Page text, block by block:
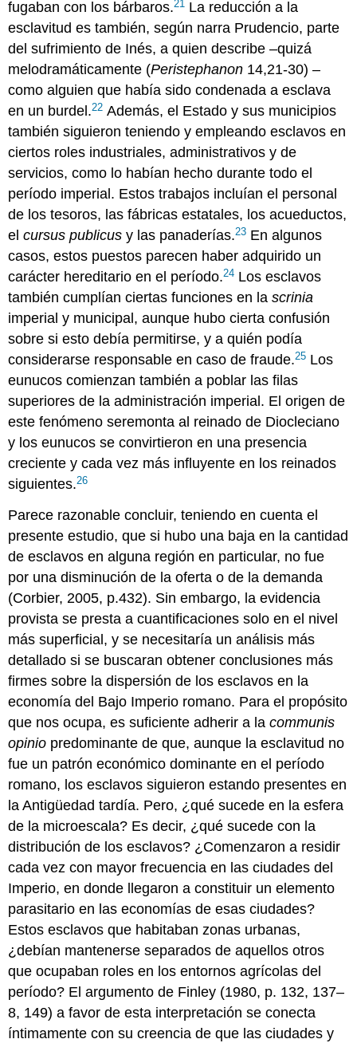
fugaban con los bárbaros.21
La reducción a la
esclavitud es también, según narra Prudencio, parte
del sufrimiento de Inés, a quien describe –quizá
melodramáticamente (Peristephanon 14,21-30) –
como alguien que había sido condenada a esclava
en un burdel.22 Además, el Estado y sus municipios
también siguieron teniendo y empleando esclavos en
ciertos roles industriales, administrativos y de
servicios, como lo habían hecho durante todo el
período imperial. Estos trabajos incluían el personal
de los tesoros, las fábricas estatales, los acueductos,
elcursus publicusy las panaderías.23 En algunos
casos, estos puestos parecen haber adquirido un
carácter hereditario en el período.24 Los esclavos
también cumplían ciertas funciones en lascrinia
imperial y municipal, aunque hubo cierta confusión
sobre si esto debía permitirse, y a quién podía
considerarse responsable en caso de fraude.25 Los
eunucos comienzan también a poblar las filas
superiores de la administración imperial. El origen de
este fenómeno seremonta al reinado de Diocleciano
y los eunucos se convirtieron en una presencia
creciente y cada vez más influyente en los reinados
siguientes.26
Parece razonable concluir, teniendo en cuenta el
presente estudio, que si hubo una baja en la cantidad
de esclavos en alguna región en particular, no fue
por una disminución de la oferta o de la demanda
(Corbier, 2005, p.432). Sin embargo, la evidencia
provista se presta a cuantificaciones solo en el nivel
más superficial, y se necesitaría un análisis más
detallado si se buscaran obtener conclusiones más
firmes sobre la dispersión de los esclavos en la
economía del Bajo Imperio romano. Para el propósito
que nos ocupa, es suficiente adherir a lacommunis
opinio predominante de que, aunque la esclavitud no
fue un patrón económico dominante en el período
romano, los esclavos siguieron estando presentes en
la Antigüedad tardía. Pero, ¿qué sucede en la esfera
de la microescala? Es decir, ¿qué sucede con la
distribución de los esclavos? ¿Comenzaron a residir
cada vez con mayor frecuencia en las ciudades del
Imperio, en donde llegaron a constituir un elemento
parasitario en las economías de esas ciudades?
Estos esclavos que habitaban zonas urbanas,
¿debían mantenerse separados de aquellos otros
que ocupaban roles en los entornos agrícolas del
período? El argumento de Finley (1980, p. 132, 137–
8, 149) a favor de esta interpretación se conecta
íntimamente con su creencia de que las ciudades y